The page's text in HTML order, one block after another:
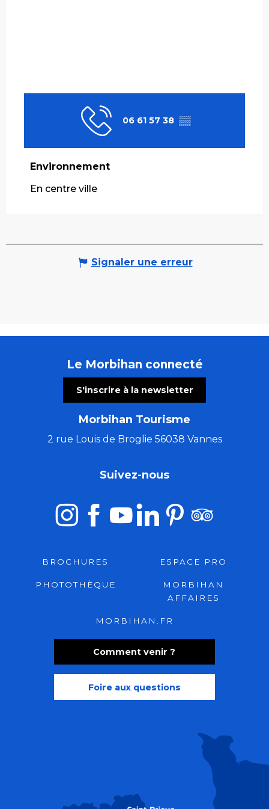
06 61 57 38 ▒▒
Environnement
Environnement
En centre ville
Signaler une erreur
Le Morbihan connecté
S'inscrire à la newsletter
Morbihan Tourisme
2 rue Louis de Broglie 56038 Vannes
Comment venir ?
Foire aux questions
Suivez-nous
BROCHURES ESPACE PRO
PHOTOTHÈQUE
MORBIHAN
AFFAIRES
MORBIHAN.FR